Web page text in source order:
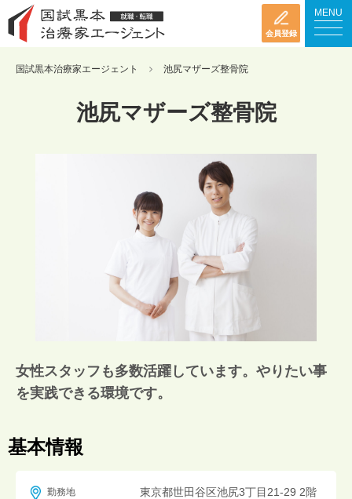
会員登録
MENU
国試黒本治療家エージェント 池尻マザーズ整骨院
池尻マザーズ整骨院
女性スタッフも多数活躍しています。やりたい事
を実践できる環境です。
基本情報
勤務地 東京都世田谷区池尻3丁目21-29 2階